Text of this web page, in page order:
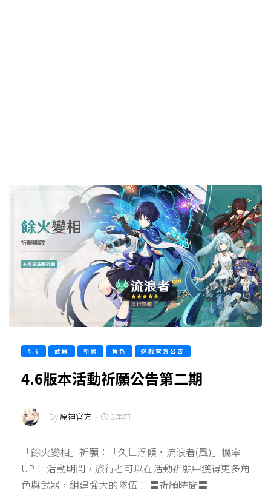
4.6 武器 祈願 角色 遊戲官方公告
4.6版本活動祈願公告第二期
By原神官方 - 2年前
「餘火變相」祈願：「久世浮傾·流浪者(風)」機率
UP！ 活動期間，旅行者可以在活動祈願中獲得更多角
色與武器，組建強大的隊伍！ 〓祈願時間〓